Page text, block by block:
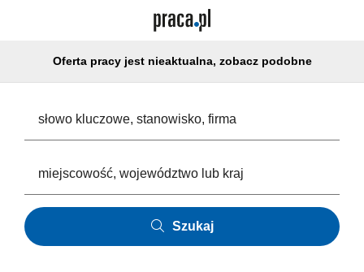
Oferta pracy jest nieaktualna, zobacz podobne
Szukaj